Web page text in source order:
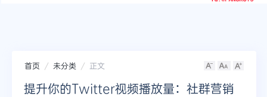
YouTube
Twitter
首页 未分类 正文
提升你的Twitter视频播放量：社群营销